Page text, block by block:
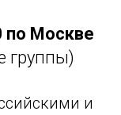
по Москве
группы)
и